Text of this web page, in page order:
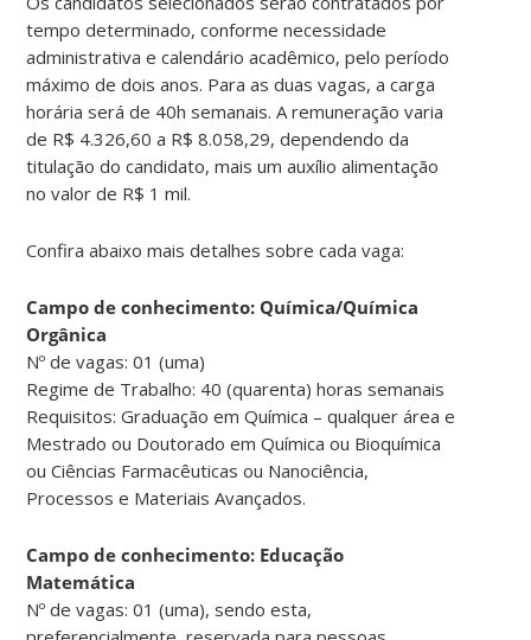
tempo determinado, conforme necessidade
administrativa e calendário acadêmico, pelo período
máximo de dois anos. Para as duas vagas, a carga
horária será de 40h semanais. A remuneração varia
de R$ 4.326,60 a R$ 8.058,29, dependendo da
titulação do candidato, mais um auxílio alimentação
no valor de R$ 1 mil.
Confira abaixo mais detalhes sobre cada vaga:
Campo de conhecimento: Química/Química
Orgânica
Nº de vagas: 01 (uma)
Regime de Trabalho: 40 (quarenta) horas semanais
Requisitos: Graduação em Química – qualquer área e
Mestrado ou Doutorado em Química ou Bioquímica
ou Ciências Farmacêuticas ou Nanociência,
Processos e Materiais Avançados.
Campo de conhecimento: Educação
Matemática
Nº de vagas: 01 (uma), sendo esta,